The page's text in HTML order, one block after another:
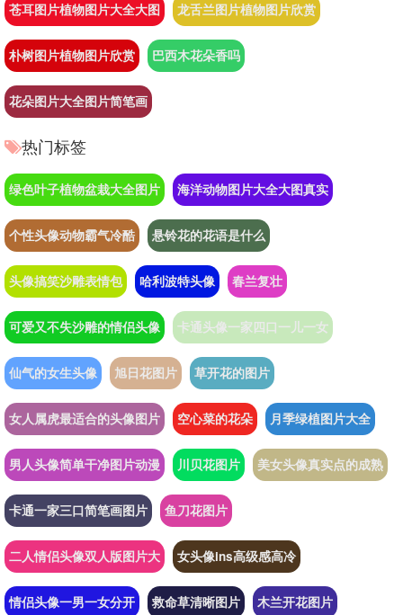
苍耳图片植物图片大全大图 龙舌兰图片植物图片欣赏
朴树图片植物图片欣赏 巴西木花朵香吗
花朵图片大全图片简笔画
热门标签
绿色叶子植物盆栽大全图片 海洋动物图片大全大图真实
个性头像动物霸气冷酷 悬铃花的花语是什么
头像搞笑沙雕表情包 哈利波特头像 春兰复壮
可爱又不失沙雕的情侣头像 卡通头像一家四口一儿一女
仙气的女生头像 旭日花图片 草开花的图片
女人属虎最适合的头像图片 空心菜的花朵 月季绿植图片大全
男人头像简单干净图片动漫 川贝花图片 美女头像真实点的成熟
卡通一家三口简笔画图片 鱼刀花图片
二人情侣头像双人版图片大 女头像ins高级感高冷
情侣头像一男一女分开 救命草清晰图片 木兰开花图片